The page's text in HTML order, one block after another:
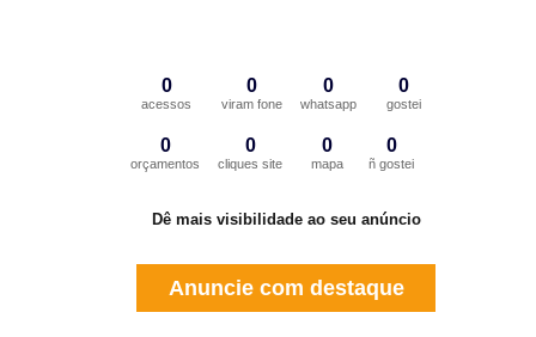
0
acessos
0
viram fone
0
whatsapp
0
gostei
0
orçamentos
0
cliques site
0
mapa
0
ñ gostei
Dê mais visibilidade ao seu anúncio
Anuncie com destaque